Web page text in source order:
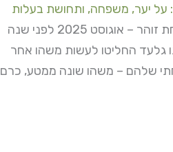
יער, משפחה, ותחושת בעלות
ראיון עם משפחת זוהר – אוגוסט 2025 לפני שנה
גלעד החליטו לעשות משהו אחר
שלהם – משהו שונה ממטע, כרם